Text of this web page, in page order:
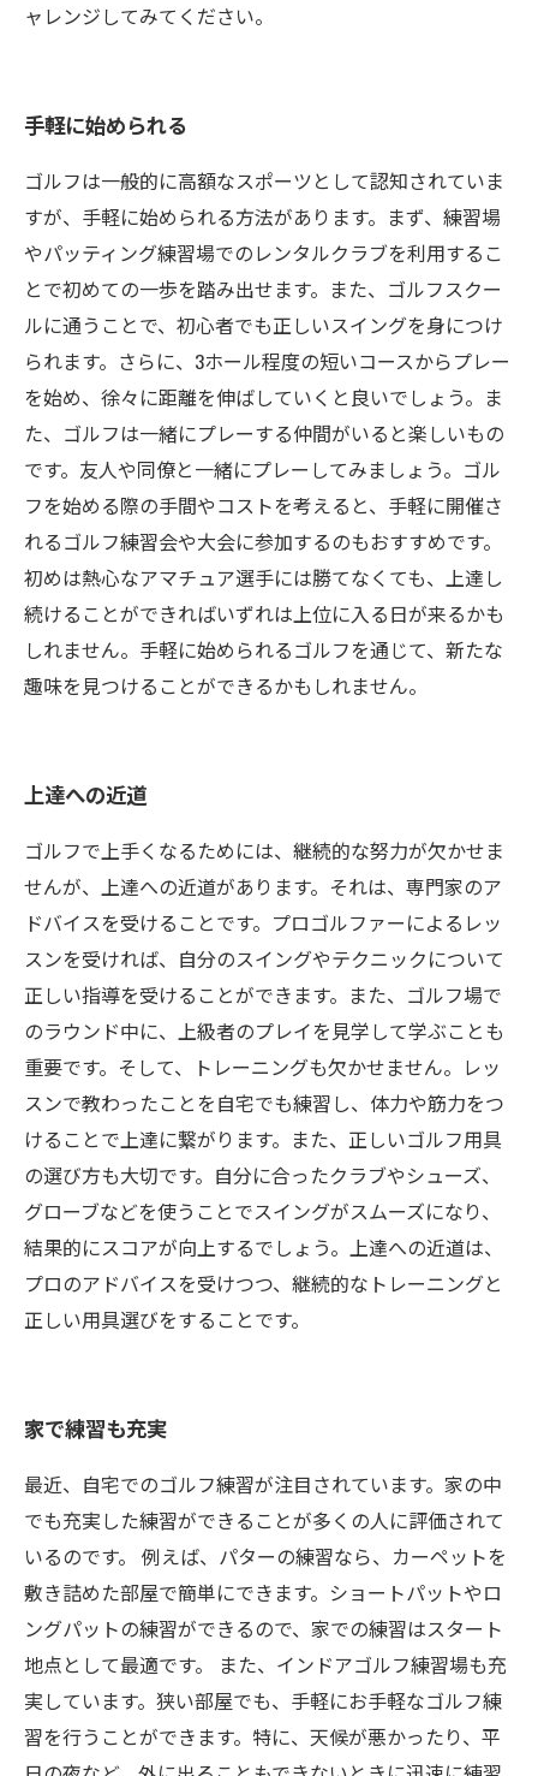
ャレンジしてみてください。
手軽に始められる
ゴルフは一般的に高額なスポーツとして認知されていま
すが、手軽に始められる方法があります。まず、練習場
やパッティング練習場でのレンタルクラブを利用するこ
とで初めての一歩を踏み出せます。また、ゴルフスクー
ルに通うことで、初心者でも正しいスイングを身につけ
られます。さらに、3ホール程度の短いコースからプレー
を始め、徐々に距離を伸ばしていくと良いでしょう。ま
た、ゴルフは一緒にプレーする仲間がいると楽しいもの
です。友人や同僚と一緒にプレーしてみましょう。ゴル
フを始める際の手間やコストを考えると、手軽に開催さ
れるゴルフ練習会や大会に参加するのもおすすめです。
初めは熱心なアマチュア選手には勝てなくても、上達し
続けることができればいずれは上位に入る日が来るかも
しれません。手軽に始められるゴルフを通じて、新たな
趣味を見つけることができるかもしれません。
上達への近道
ゴルフで上手くなるためには、継続的な努力が欠かせま
せんが、上達への近道があります。それは、専門家のア
ドバイスを受けることです。プロゴルファーによるレッ
スンを受ければ、自分のスイングやテクニックについて
正しい指導を受けることができます。また、ゴルフ場で
のラウンド中に、上級者のプレイを見学して学ぶことも
重要です。そして、トレーニングも欠かせません。レッ
スンで教わったことを自宅でも練習し、体力や筋力をつ
けることで上達に繋がります。また、正しいゴルフ用具
の選び方も大切です。自分に合ったクラブやシューズ、
グローブなどを使うことでスイングがスムーズになり、
結果的にスコアが向上するでしょう。上達への近道は、
プロのアドバイスを受けつつ、継続的なトレーニングと
正しい用具選びをすることです。
家で練習も充実
最近、自宅でのゴルフ練習が注目されています。家の中
でも充実した練習ができることが多くの人に評価されて
いるのです。 例えば、パターの練習なら、カーペットを
敷き詰めた部屋で簡単にできます。ショートパットやロ
ングパットの練習ができるので、家での練習はスタート
地点として最適です。 また、インドアゴルフ練習場も充
実しています。狭い部屋でも、手軽にお手軽なゴルフ練
習を行うことができます。特に、天候が悪かったり、平